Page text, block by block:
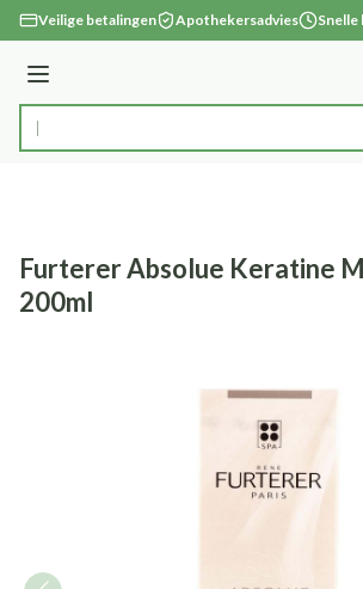
Ga naar de inhoud
Veilige betalingen Apothekersadvies Snelle
Menu
Product, merk, categorie...
Furterer Absolue Keratine
200ml